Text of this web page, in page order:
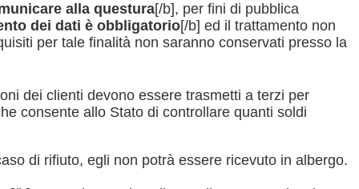
alla questura[/b], per fini di pubblica
dei dati è obbligatorio[/b] ed il trattamento non
per tale finalità non saranno conservati presso la
dei clienti devono essere trasmetti a terzi per
consente allo Stato di controllare quanti soldi
di rifiuto, egli non potrà essere ricevuto in albergo.